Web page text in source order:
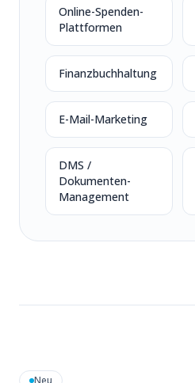
Online-Spenden-
Plattformen
Finanzbuchhaltung
E-Mail-Marketing
DMS /
Dokumenten-
Management
Neu